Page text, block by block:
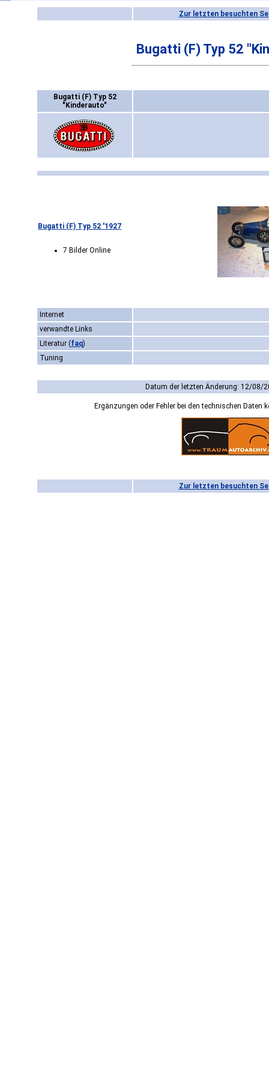
Zur letzten besuchten
Bugatti (F) Typ 52
Bugatti (F) Typ 52
"Kinderauto"
Bugatti (F) Typ 52 '1927
7 Bilder Online
Internet
verwandte Links
Literatur (faq)
Tuning
Datum der letzten Änderung: 12/08/
Ergänzungen oder Fehler bei den technischen Daten
Zur letzten besuchten